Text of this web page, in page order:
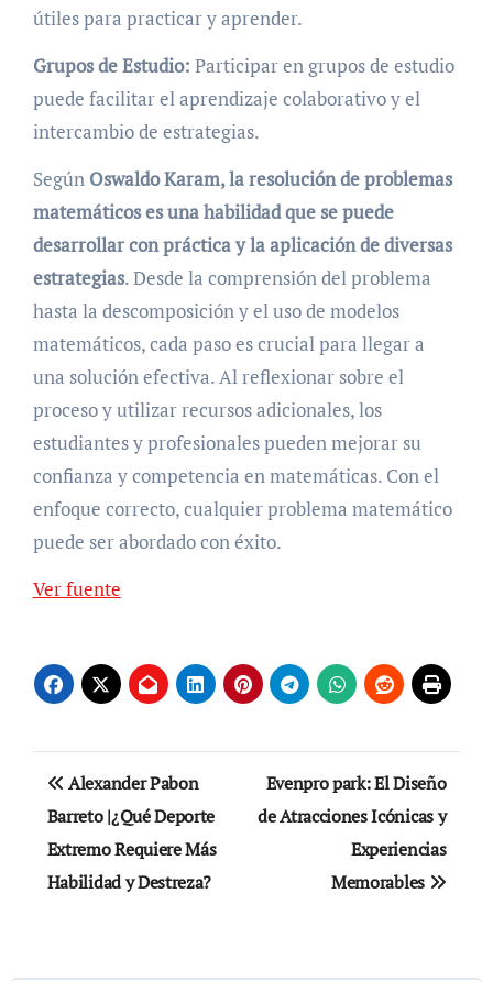
útiles para practicar y aprender.
Grupos de Estudio: Participar en grupos de estudio
puede facilitar el aprendizaje colaborativo y el
intercambio de estrategias.
Según Oswaldo Karam, la resolución de problemas
matemáticos es una habilidad que se puede
desarrollar con práctica y la aplicación de diversas
estrategias. Desde la comprensión del problema
hasta la descomposición y el uso de modelos
matemáticos, cada paso es crucial para llegar a
una solución efectiva. Al reflexionar sobre el
proceso y utilizar recursos adicionales, los
estudiantes y profesionales pueden mejorar su
confianza y competencia en matemáticas. Con el
enfoque correcto, cualquier problema matemático
puede ser abordado con éxito.
Navegación
entradas
Ver fuente
Navegación
de
entradas
Alexander Pabon
Barreto |¿Qué Deporte
Extremo Requiere Más
Habilidad y Destreza?
Evenpro park: El Diseño
de Atracciones Icónicas y
Experiencias
Memorables